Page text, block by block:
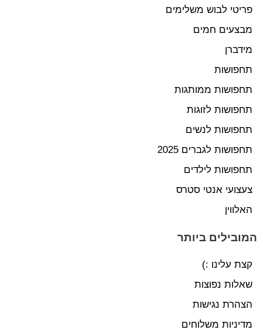
פריטי לבוש משלימים
מבצעים חמים
מידברן
תחפושות
תחפושות ממותגות
תחפושות לזוגות
תחפושות לנשים
תחפושות לגברים 2025
תחפושות לילדים
צעצועי אנטי סטרס
האלווין
המובילים ביותר
קצת עלינו :)
שאלות נפוצות
הצהרת נגישות
מדיניות משלוחים